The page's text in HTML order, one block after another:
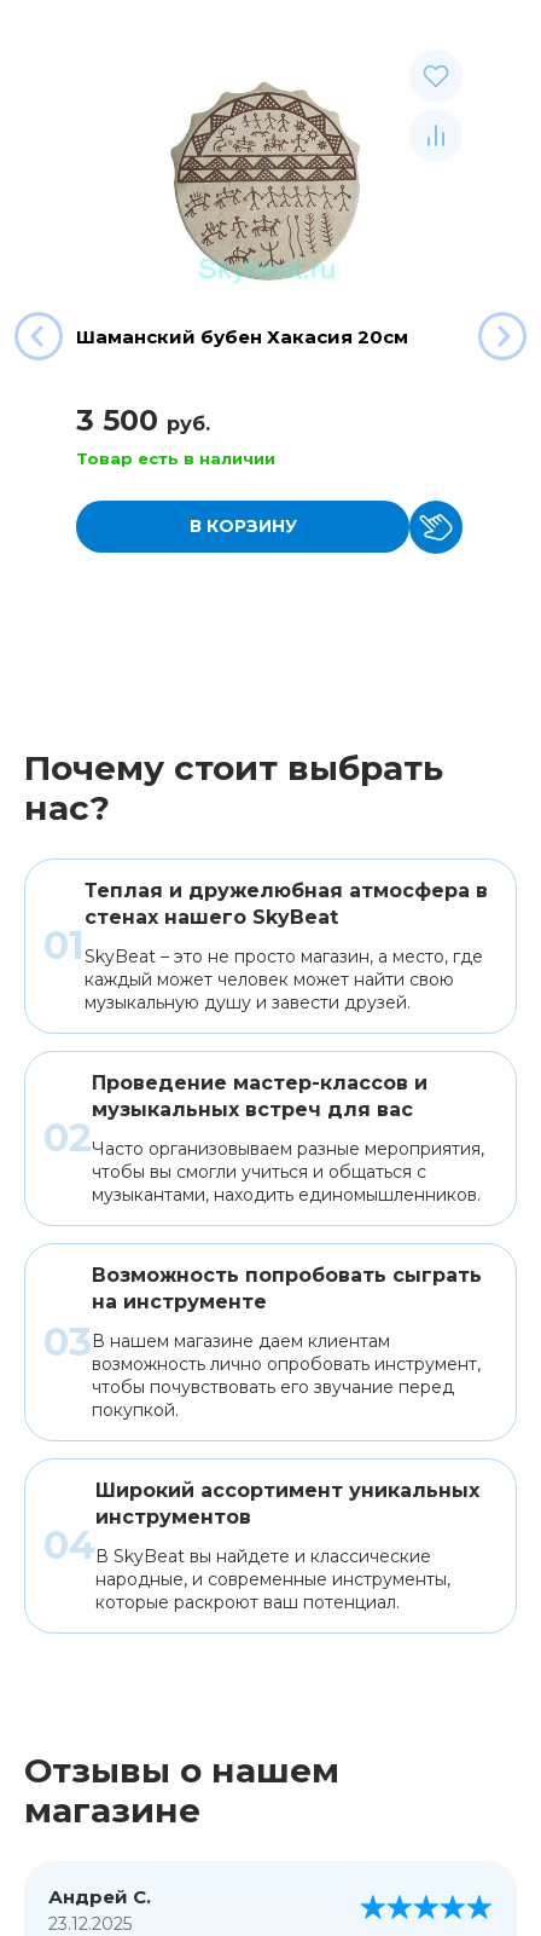
Шаманский бубен Хакасия 20см
3 500 руб.
Товар есть в наличии
В КОРЗИНУ
Почему стоит выбрать
нас?
Теплая и дружелюбная атмосфера в
стенах нашего SkyBeat
SkyBeat – это не просто магазин, а место, где
каждый может человек может найти свою
музыкальную душу и завести друзей.
Проведение мастер-классов и
музыкальных встреч для вас
Часто организовываем разные мероприятия,
чтобы вы смогли учиться и общаться с
музыкантами, находить единомышленников.
Возможность попробовать сыграть
на инструменте
В нашем магазине даем клиентам
возможность лично опробовать инструмент,
чтобы почувствовать его звучание перед
покупкой.
Широкий ассортимент уникальных
инструментов
В SkyBeat вы найдете и классические
народные, и современные инструменты,
которые раскроют ваш потенциал.
Отзывы о нашем
магазине
Андрей С.
23.12.2025